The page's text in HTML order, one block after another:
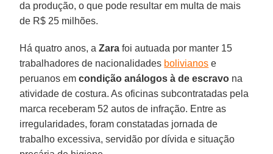
da produção, o que pode resultar em multa de mais
de R$ 25 milhões.
Há quatro anos, aZara foi autuada por manter 15
trabalhadores de nacionalidades bolivianos e
peruanos emcondição análogos à de escravo na
atividade de costura. As oficinas subcontratadas pela
marca receberam 52 autos de infração. Entre as
irregularidades, foram constatadas jornada de
trabalho excessiva, servidão por dívida e situação